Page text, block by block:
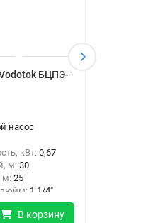
БЦПЭ-
насос
кВт: 0,67
м: 30
м: 25
дюйм: 1 1/4"
В корзину